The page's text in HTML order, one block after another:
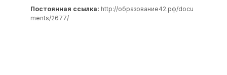
Постоянная ссылка: http://образование42.рф/docu
ments/2677/